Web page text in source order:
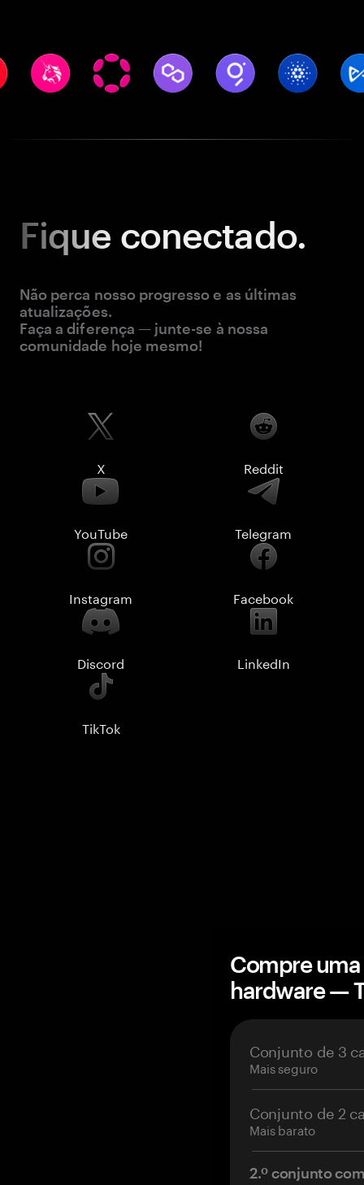
Fique conectado.
Não perca nosso progresso e as últimas
atualizações.
Faça a diferença — junte-se à nossa
comunidade hoje mesmo!
X Reddit
YouTube Telegram
Instagram Facebook
Discord LinkedIn
TikTok
Compre
hardware —
Conjunto de 3
Mais seguro
Conjunto de 2
Mais barato
2.º conjunto